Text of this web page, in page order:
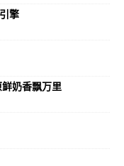
擎
奶香飘万里